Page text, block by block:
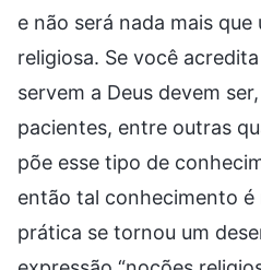
e não será nada mais que
religiosa. Se você
servem a Deus devem
pacientes, entre outras
põe esse tipo de
então tal conhecimento é
prática se tornou um